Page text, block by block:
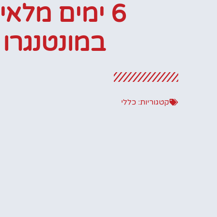
6 ימים
במונטנגרו
קטגוריות: כללי